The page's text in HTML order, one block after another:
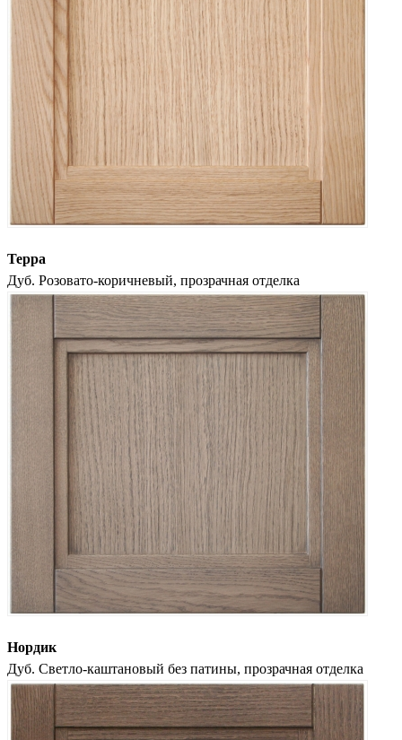
Терра
Дуб. Розовато-коричневый, прозрачная отделка
Нордик
Дуб. Светло-каштановый без патины, прозрачная отделка